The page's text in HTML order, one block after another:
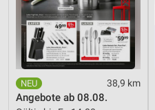
38,9 km
Angebote ab 08.08.
Notwendig
Performance
Funktional
Werbung